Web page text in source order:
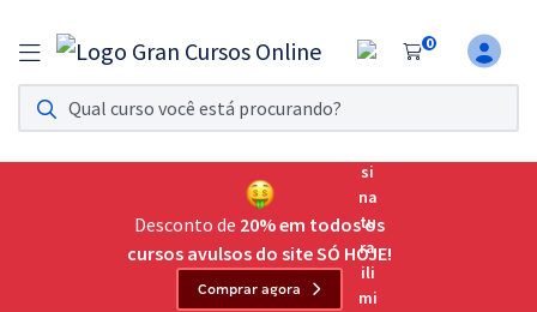
0
Assinatura Ilimitada 11
Acesso a todos os cursos. Teste grátis por 7 dias!
Assinatura OAB Até Passar
Acesso ilimitado a toda preparação para o Exame da
Residências Multiprofissionais
Desconto de 20% em todos os
cursos avulsos do site SÓ HOJE!
Comprar agora